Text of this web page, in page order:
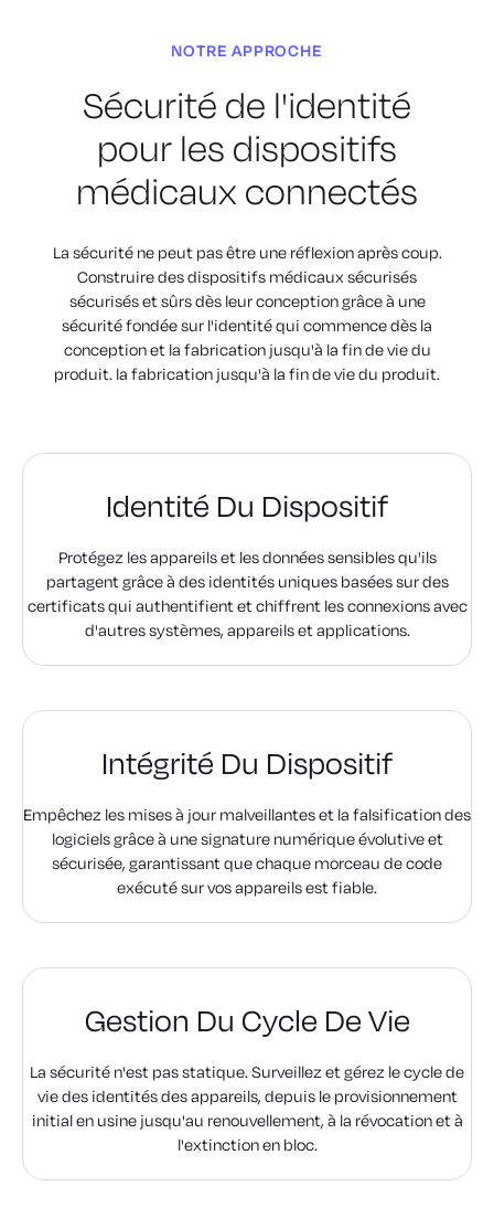
NOTRE APPROCHE
Sécurité de l'identité
pour les dispositifs
médicaux connectés
La sécurité ne peut pas être une réflexion après coup.
Construire des dispositifs médicaux sécurisés
sécurisés et sûrs dès leur conception grâce à une
sécurité fondée sur l'identité qui commence dès la
conception et la fabrication jusqu'à la fin de vie du
produit. la fabrication jusqu'à la fin de vie du produit.
Identité Du Dispositif
Protégez les appareils et les données sensibles qu'ils
partagent grâce à des identités uniques basées sur des
certificats qui authentifient et chiffrent les connexions avec
d'autres systèmes, appareils et applications.
Intégrité Du Dispositif
Empêchez les mises à jour malveillantes et la falsification des
logiciels grâce à une signature numérique évolutive et
sécurisée, garantissant que chaque morceau de code
exécuté sur vos appareils est fiable.
Gestion Du Cycle De Vie
La sécurité n'est pas statique. Surveillez et gérez le cycle de
vie des identités des appareils, depuis le provisionnement
initial en usine jusqu'au renouvellement, à la révocation et à
l'extinction en bloc.